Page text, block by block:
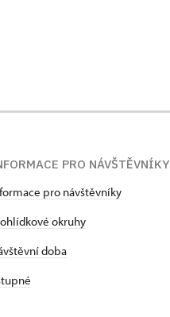
PRO NÁVŠTĚVNÍKY
pro návštěvníky
okruhy
doba